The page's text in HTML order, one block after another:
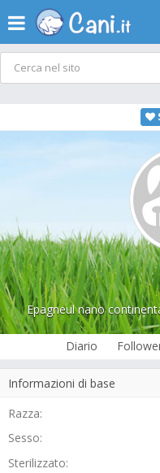
Epagneul nano
Diario
Informazioni di base
Razza:
Sesso:
Sterilizzato: